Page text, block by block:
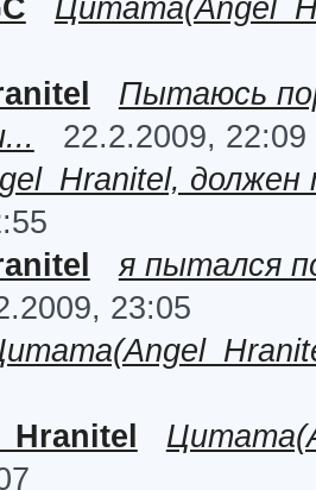
Пытаюсь
22.2.2009, 22:09
я пытался
23:05